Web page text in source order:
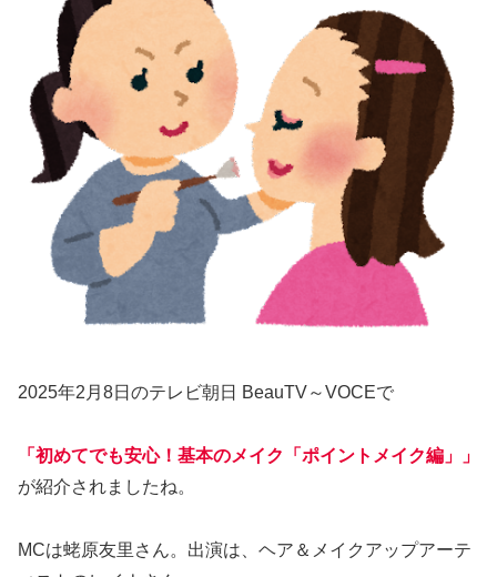
2025年2月8日のテレビ朝日 BeauTV～VOCEで
「初めてでも安心！基本のメイク「ポイントメイク編」」
が紹介されましたね。
MCは蛯原友里さん。出演は、ヘア＆メイクアップアーテ